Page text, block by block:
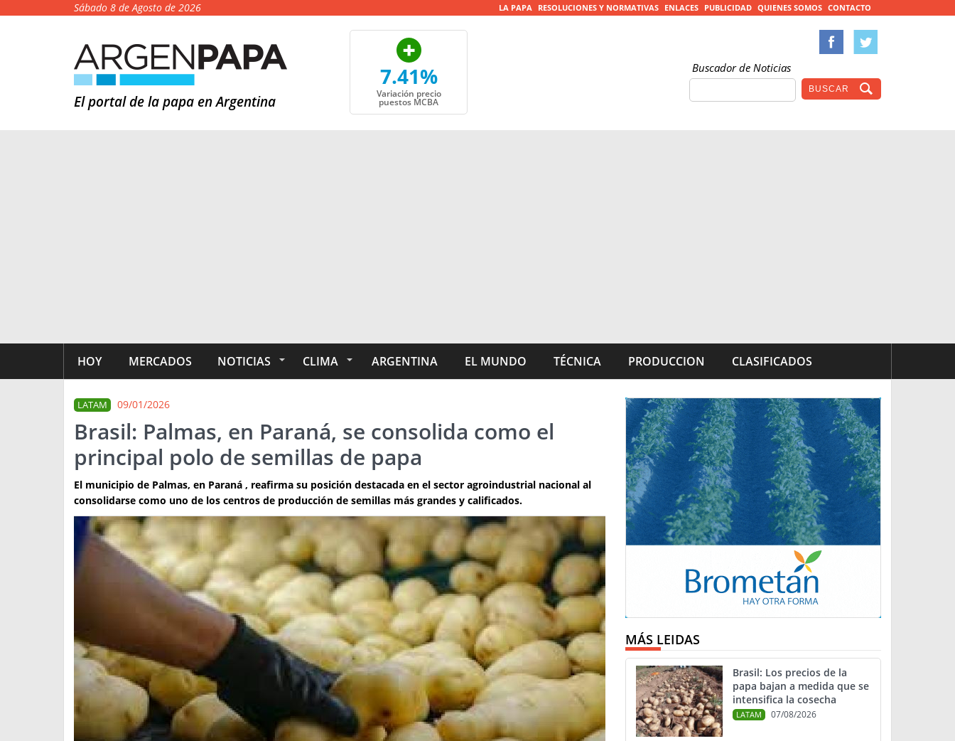
Sábado 8 de Agosto de 2026 LA PAPA RESOLUCIONES Y NORMATIVAS ENLACES PUBLICIDAD QUIENES SOMOS CONTACTO
El portal de la papa en Argentina
7.41%
Variación precio
puestos MCBA
Buscador de Noticias
HOY MERCADOS NOTICIAS CLIMA ARGENTINA EL MUNDO TÉCNICA PRODUCCION CLASIFICADOS
LATAM 09/01/2026
Brasil: Palmas, en Paraná, se consolida como el
principal polo de semillas de papa
El municipio de Palmas, en Paraná , reafirma su posición destacada en el sector agroindustrial nacional al
consolidarse como uno de los centros de producción de semillas más grandes y calificados.
MÁS LEIDAS
Brasil: Los precios de la
papa bajan a medida que se
intensifica la cosecha
LATAM 07/08/2026